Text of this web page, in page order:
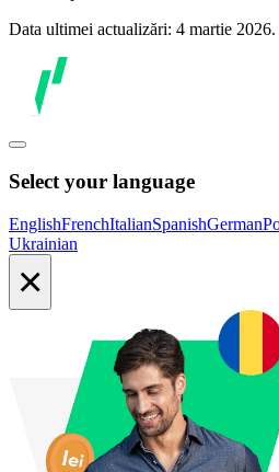
Data ultimei actualizări: 4 martie 2026.
Select your language
EnglishFrenchItalianSpanishGerman
Ukrainian
×